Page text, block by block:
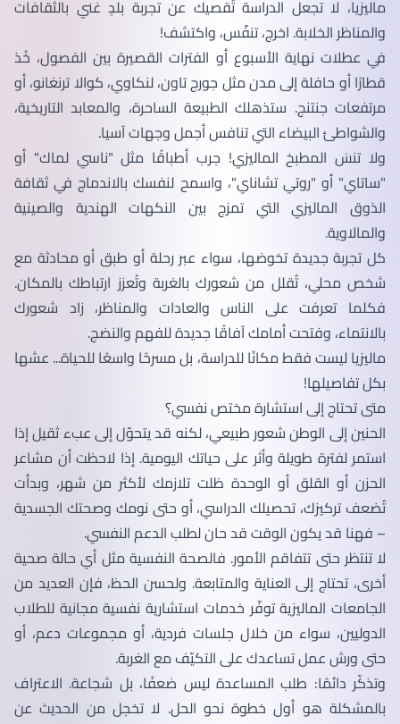
ماليزيا، لا تجعل الدراسة تُقصيك عن تجربة بلدٍ غني بالثقافات
والمناظر الخلابة. اخرج، تنفّس، واكتشف!
في عطلات نهاية الأسبوع أو الفترات القصيرة بين الفصول، خُذ
قطارًا أو حافلة إلى مدن مثل جورج تاون، لنكاوي، كوالا ترنغانو، أو
مرتفعات جنتنج. ستذهلك الطبيعة الساحرة، والمعابد التاريخية،
والشواطئ البيضاء التي تنافس أجمل وجهات آسيا.
ولا تنسَ المطبخ الماليزي! جرب أطباقًا مثل "ناسي لماك" أو
"ساتاي" أو "روتي تشاناي"، واسمح لنفسك بالاندماج في ثقافة
الذوق الماليزي التي تمزج بين النكهات الهندية والصينية
والمالاوية.
كل تجربة جديدة تخوضها، سواء عبر رحلة أو طبق أو محادثة مع
شخص محلي، تُقلل من شعورك بالغربة وتُعزز ارتباطك بالمكان.
فكلما تعرفت على الناس والعادات والمناظر، زاد شعورك
بالانتماء، وفتحت أمامك آفاقًا جديدة للفهم والنضج.
ماليزيا ليست فقط مكانًا للدراسة، بل مسرحًا واسعًا للحياة... عشها
بكل تفاصيلها!
متى تحتاج إلى استشارة مختص نفسي؟
الحنين إلى الوطن شعور طبيعي، لكنه قد يتحوّل إلى عبء ثقيل إذا
استمر لفترة طويلة وأثر على حياتك اليومية. إذا لاحظت أن مشاعر
الحزن أو القلق أو الوحدة ظلت تلازمك لأكثر من شهر، وبدأت
تُضعف تركيزك، تحصيلك الدراسي، أو حتى نومك وصحتك الجسدية
– فهنا قد يكون الوقت قد حان لطلب الدعم النفسي.
لا تنتظر حتى تتفاقم الأمور. فالصحة النفسية مثل أي حالة صحية
أخرى، تحتاج إلى العناية والمتابعة. ولحسن الحظ، فإن العديد من
الجامعات الماليزية توفّر خدمات استشارية نفسية مجانية للطلاب
الدوليين، سواء من خلال جلسات فردية، أو مجموعات دعم، أو
حتى ورش عمل تساعدك على التكيّف مع الغربة.
وتذكّر دائمًا: طلب المساعدة ليس ضعفًا، بل شجاعة. الاعتراف
بالمشكلة هو أول خطوة نحو الحل. لا تخجل من الحديث عن